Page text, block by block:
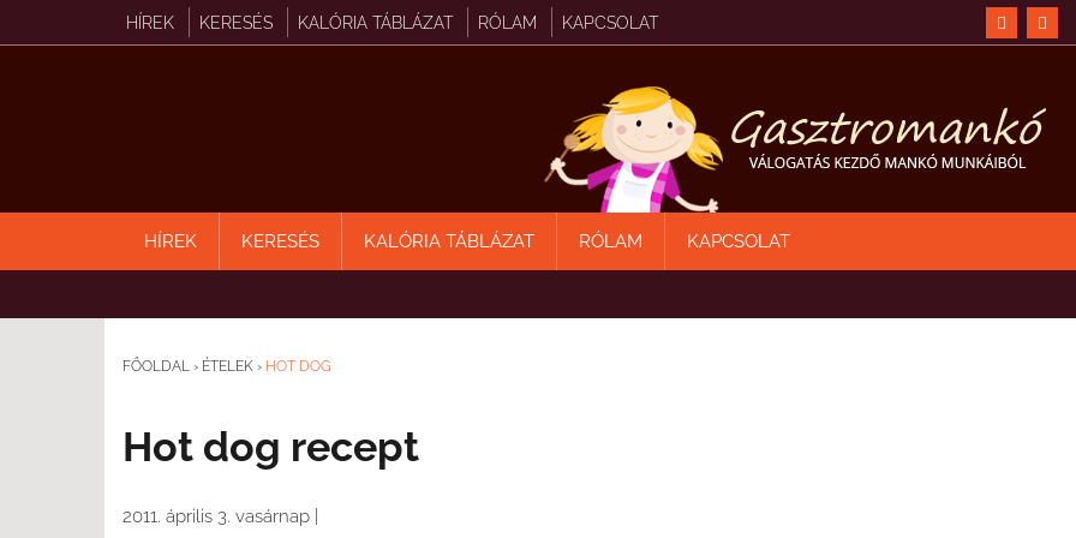
HÍREK KERESÉS KALÓRIA TÁBLÁZAT RÓLAM KAPCSOLAT
HÍREK KERESÉS KALÓRIA TÁBLÁZAT RÓLAM KAPCSOLAT
FŐOLDAL › ÉTELEK › HOT DOG
Hot dog recept
2011. április 3. vasárnap